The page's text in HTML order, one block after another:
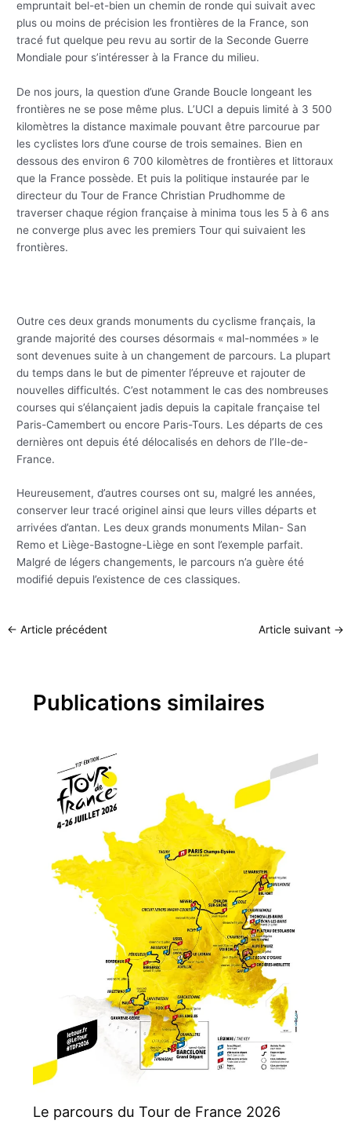
empruntait bel-et-bien un chemin de ronde qui suivait avec
plus ou moins de précision les frontières de la France, son
tracé fut quelque peu revu au sortir de la Seconde Guerre
Mondiale pour s’intéresser à la France du milieu.
De nos jours, la question d’une Grande Boucle longeant les
frontières ne se pose même plus. L’UCI a depuis limité à 3 500
kilomètres la distance maximale pouvant être parcourue par
les cyclistes lors d’une course de trois semaines. Bien en
dessous des environ 6 700 kilomètres de frontières et littoraux
que la France possède. Et puis la politique instaurée par le
directeur du Tour de France Christian Prudhomme de
traverser chaque région française à minima tous les 5 à 6 ans
ne converge plus avec les premiers Tour qui suivaient les
frontières.
Outre ces deux grands monuments du cyclisme français, la
grande majorité des courses désormais « mal-nommées » le
sont devenues suite à un changement de parcours. La plupart
du temps dans le but de pimenter l’épreuve et rajouter de
nouvelles difficultés. C’est notamment le cas des nombreuses
courses qui s’élançaient jadis depuis la capitale française tel
Paris-Camembert ou encore Paris-Tours. Les départs de ces
dernières ont depuis été délocalisés en dehors de l’Ile-de-
France.
Heureusement, d’autres courses ont su, malgré les années,
conserver leur tracé originel ainsi que leurs villes départs et
arrivées d’antan. Les deux grands monuments Milan- San
Remo et Liège-Bastogne-Liège en sont l’exemple parfait.
Malgré de légers changements, le parcours n’a guère été
modifié depuis l’existence de ces classiques.
← Article précédent Article suivant →
Publications similaires
Le parcours du Tour de France 2026